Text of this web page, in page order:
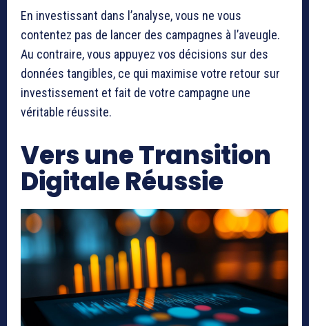
En investissant dans l’analyse, vous ne vous
contentez pas de lancer des campagnes à l’aveugle.
Au contraire, vous appuyez vos décisions sur des
données tangibles, ce qui maximise votre retour sur
investissement et fait de votre campagne une
véritable réussite.
Vers une Transition
Digitale Réussie